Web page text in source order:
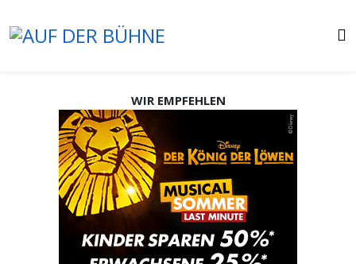
WIR EMPFEHLEN